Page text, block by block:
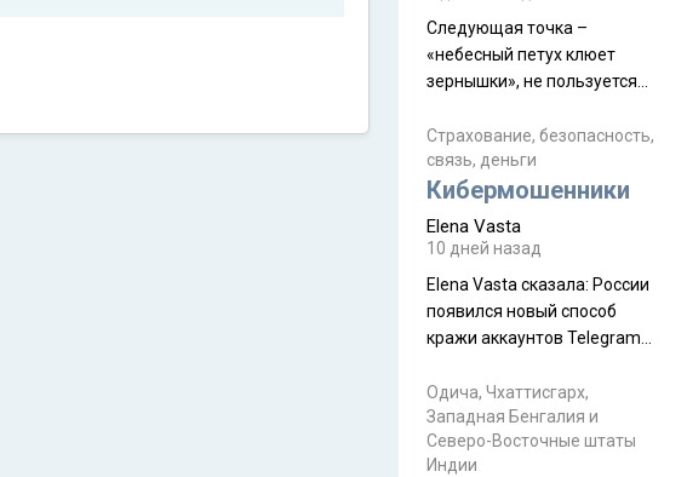
"вязаные кипы". С 2022-го
Следующая точка –
«небесный петух клюет
зернышки», не пользуется
заслужено, и чтобы попасть
на начало тропы показали
водителю карту, иначе
Пошли туда, потому что я
отзывов. По мне – сплошная
физуха, долгий спуск, потом
подъем по этому же пути.
Пока
Страхование, безопасность,
связь, деньги
Кибермошенники
Elena Vasta
10 дней назад
Elena Vasta сказалa: России
появился новый способ
кражи аккаунтов Telegram
Прочитайте! У моих двух
знакомых вот так увели
аккаунты
Одича, Чхаттисгарх,
Западная Бенгалия и
Северо-Восточные штаты
Индии